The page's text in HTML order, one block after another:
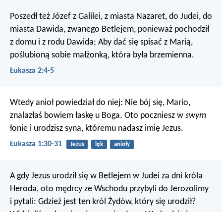
Poszedł też Józef z Galilei, z miasta Nazaret, do Judei, do
miasta Dawida, zwanego Betlejem, ponieważ pochodził
z domu i z rodu Dawida; Aby dać się spisać z Marią,
poślubioną sobie małżonką, która była brzemienna.
Łukasza 2:4-5
Wtedy anioł powiedział do niej: Nie bój się, Mario,
znalazłaś bowiem łaskę u Boga. Oto poczniesz w swym
łonie i urodzisz syna, któremu nadasz imię Jezus.
Łukasza 1:30-31 Jezus lęk anioły
A gdy Jezus urodził się w Betlejem w Judei za dni króla
Heroda, oto mędrcy ze Wschodu przybyli do Jerozolimy
i pytali: Gdzież jest ten król Żydów, który się urodził?